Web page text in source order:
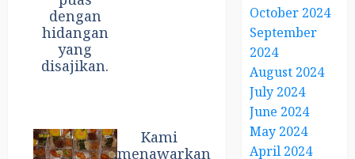
dengan
hidangan
yang
disajikan.
Kami
menawarkan
October 2024
September
2024
August 2024
July 2024
June 2024
May 2024
April 2024